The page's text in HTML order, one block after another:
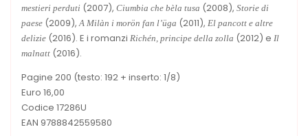
mestieri perduti (2007), Ciumbia che bèla tusa (2008), Storie di
paese (2009),A Milàn i morön fan l’üga (2011), El pancott e altre
delizie (2016). E i romanzi Richén, principe della zolla (2012) e Il
malnatt (2016).
Pagine 200 (testo: 192 + inserto: 1/8)
Euro 16,00
Codice 17286U
EAN 9788842559580